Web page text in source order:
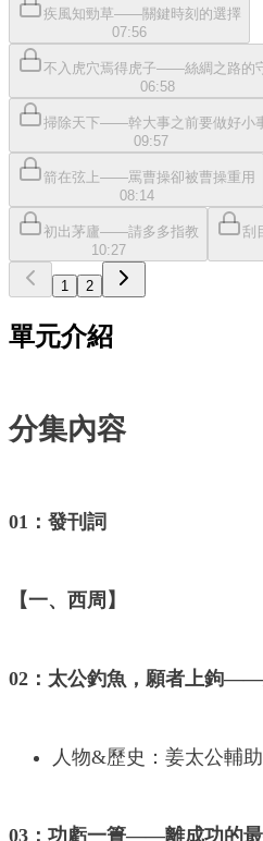
疾風知勁草——關鍵時刻的選擇
07:56
不入虎穴焉得虎子——絲綢之路的
06:58
掃除天下——幹大事之前要做好小
09:57
箭在弦上——罵曹操卻被曹操重用
08:14
初出茅廬——請多多指教
10:27
刮
1 2
單元介紹
分集內容
01：發刊詞
【一、西周】
02：太公釣魚，願者上鉤
人物&歷史：姜太公輔
03：功虧一簣——離成功的